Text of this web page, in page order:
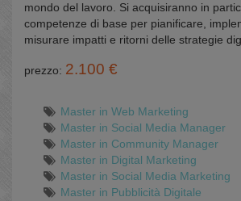
mondo del lavoro. Si acquisiranno in
competenze di base per pianificare,
misurare impatti e ritorni delle strategie
prezzo: 2.100 €
Master in Web Marketing
Master in Social Media Manager
Master in Community Manager
Master in Digital Marketing
Master in Social Media Marketing
Master in Pubblicità Digitale